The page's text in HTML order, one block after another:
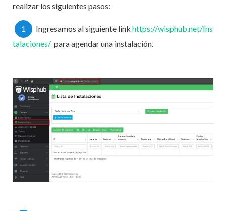
realizar los siguientes pasos:
1 Ingresamos al siguiente link https://wisphub.net/Ins
talaciones/ para agendar una instalación.